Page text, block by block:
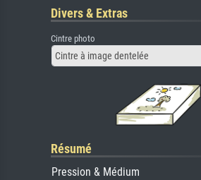
Divers & Extras
Cintre photo
Cintre à image dentelée
Résumé
Pression & Médium